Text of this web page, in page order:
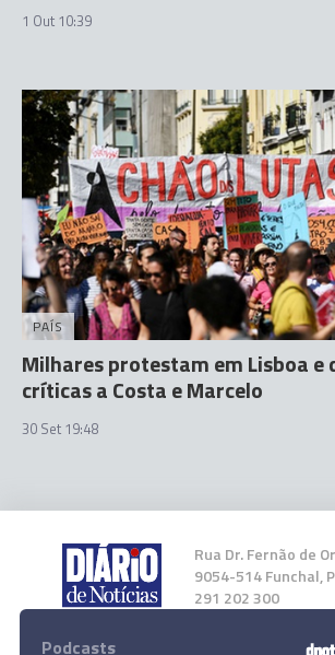
1 Out 10:39
PAÍS
Milhares protestam em Lisboa e
críticas a Costa e Marcelo
30 Set 19:48
Rua Dr. Fernão de
9054-514 Funchal,
291 202 300
Instale a nossa App
Podcasts